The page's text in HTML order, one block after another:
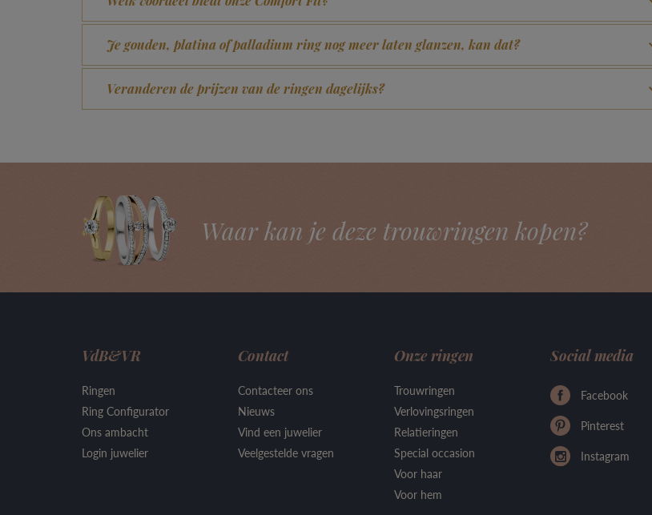
Je gouden, platina of palladium ring nog meer laten glanzen, kan dat?
Veranderen de prijzen van de ringen dagelijks?
Waar kan je deze trouwringen kopen?
VdB&VR
Ringen
Ring Configurator
Ons ambacht
Login juwelier
Contact
Contacteer ons
Nieuws
Vind een juwelier
Veelgestelde vragen
Onze ringen
Trouwringen
Verlovingsringen
Relatieringen
Special occasion
Voor haar
Voor hem
Social media
Facebook
Pinterest
Instagram